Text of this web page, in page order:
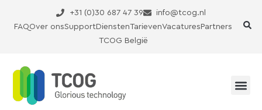
+31 (0)30 687 47 39
info@tcog.nl
FAQOver onsSupportDienstenTarievenVacatures Partners
TCOG België